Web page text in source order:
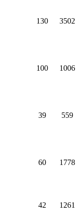
130 3502
100 1006
39 559
60 1778
42 1261